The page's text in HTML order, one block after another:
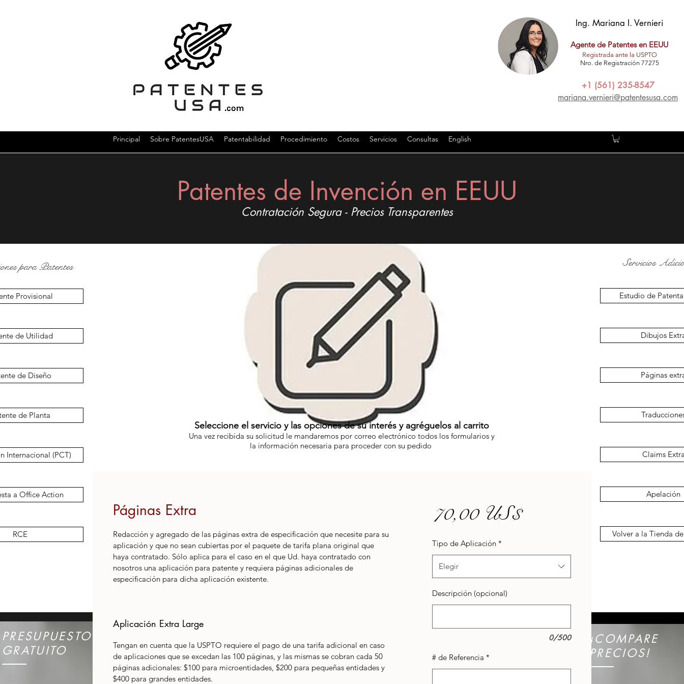
Principal Sobre PatentesUSA Patentabilidad Procedimiento Costos Servicios Consultas English
Ing. Mariana I. Vernieri
Agente de Patentes en EEUU
Registrada ante la USPTO
Nro. de Registración 77275
+1 (561) 235-8547
mariana.vernieri@patentesusa.com
para Patentes
Provisional
de Utilidad
de Diseño
de Planta
Internacional (PCT)
a Office Action
RCE
PRESUPUESTO
GRATUITO
¡COMPARE
PRECIOS!
Páginas Extra
Redacción y agregado de las páginas extra de especificación que necesite para su
aplicación y que no sean cubiertas por el paquete de tarifa plana original que
haya contratado. Sólo aplica para el caso en el que Ud. haya contratado con
nosotros una aplicación para patente y requiera páginas adicionales de
especificación para dicha aplicación existente.
Aplicación Extra Large
Tengan en cuenta que la USPTO requiere el pago de una tarifa adicional en caso
de aplicaciones que se excedan las 100 páginas, y las mismas se cobran cada 50
páginas adicionales: $100 para microentidades, $200 para pequeñas entidades y
$400 para grandes entidades.
70,00 US$Precio
Tipo de Aplicación *
Elegir
Descripción (opcional)
0/500
# de Referencia *
Patentes de Invención en EEUU
Contratación Segura - Precios Transparentes
Seleccione el servicio y las opciones de su interés y agréguelos al carrito
Una vez recibida su solicitud le mandaremos por correo electrónico todos los formularios y
la información necesaria para proceder con su pedido
Servicios
Estudio de
Dibujos
Páginas
Claims
Apelación
Volver a la Tienda